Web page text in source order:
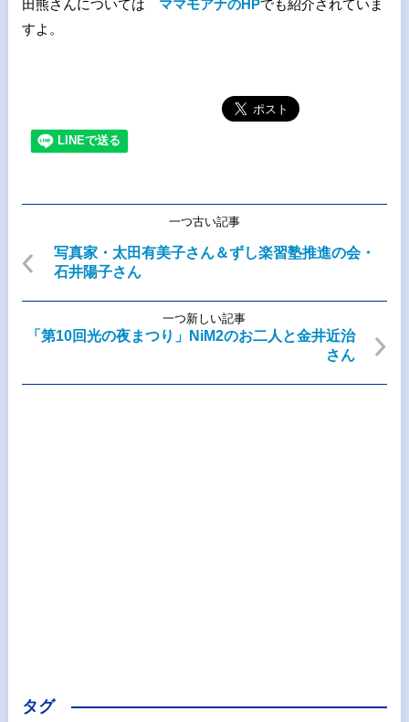
田熊さんについては ママモアナのHPでも紹介されていま
すよ。
一つ古い記事
写真家・太田有美子さん＆ずし楽習塾推進の会・
石井陽子さん
一つ新しい記事
「第10回光の夜まつり」NiM2のお二人と金井近治
さん
タグ